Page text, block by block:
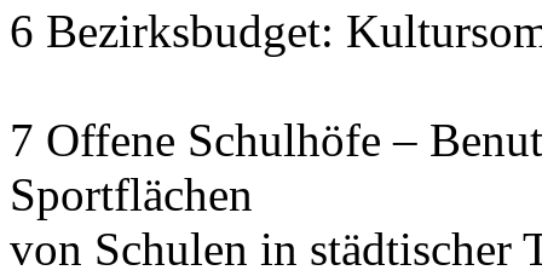
6 Bezirksbudget:
7 Offene Schulhöfe –
Sportflächen
von Schulen in städtischer